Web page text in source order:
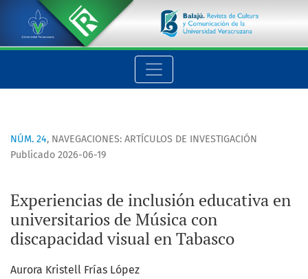
Experiencias de inclusión educativa en universitarios de
NÚM. 24, NAVEGACIONES: ARTÍCULOS DE INVESTIGACIÓN
Experiencias de inclusión educativa en
universitarios de Música con
discapacidad visual en Tabasco
Publicado 2026-06-19
Aurora Kristell Frías López